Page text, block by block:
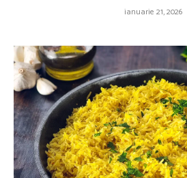
ianuarie 21, 2026